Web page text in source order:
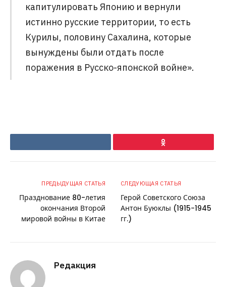
капитулировать Японию и вернули
истинно русские территории, то есть
Курилы, половину Сахалина, которые
вынуждены были отдать после
поражения в Русско-японской войне».
Ok
ПРЕДЫДУЩАЯ СТАТЬЯ
Празднование 80-летия
окончания Второй
мировой войны в Китае
СЛЕДУЮЩАЯ СТАТЬЯ
Герой Советского Союза
Антон Буюклы (1915−1945
гг.)
Редакция